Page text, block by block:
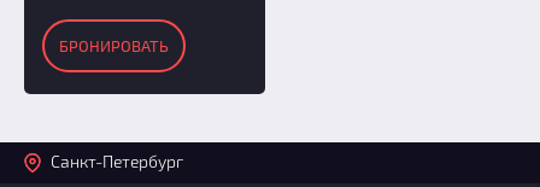
БРОНИРОВАТЬ
Санкт-Петербург